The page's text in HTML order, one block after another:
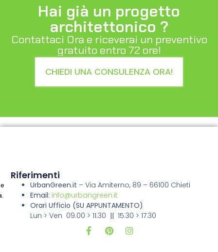
Hai già un progetto
architettonico ?
Contattaci Ora e riceverai un preventivo
gratuito entro 72 ore!
CHIEDI UNA CONSULENZA ORA!
Riferimenti
UrbanGreen.it –Via Amiterno, 89 – 66100 Chieti
Email: info@urbangreen.it
Orari Ufficio (SU APPUNTAMENTO)
Lun > Ven 09.00 > 11.30 || 15.30 > 17.30